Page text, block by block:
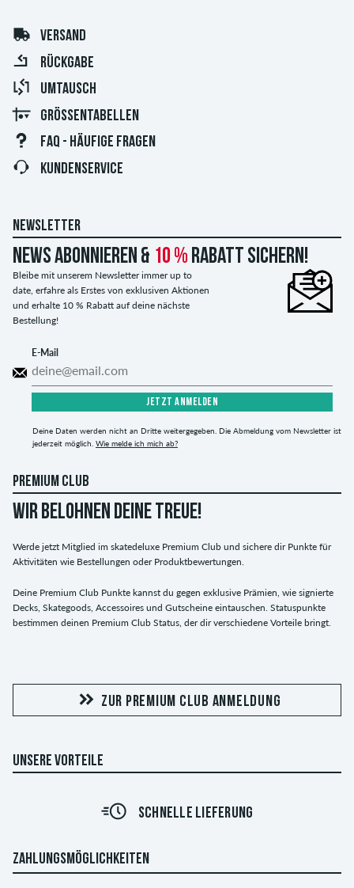
VERSAND
RÜCKGABE
UMTAUSCH
GRÖSSENTABELLEN
FAQ - HÄUFIGE FRAGEN
KUNDENSERVICE
NEWSLETTER
News abonnieren & 10 % Rabatt sichern!
Bleibe mit unserem Newsletter immer up to
date, erfahre als Erstes von exklusiven Aktionen
und erhalte 10 % Rabatt auf deine nächste
Bestellung!
E-Mail
JETZT ANMELDEN
Deine Daten werden nicht an Dritte weitergegeben. Die Abmeldung vom Newsletter ist
jederzeit möglich. Wie melde ich mich ab?
PREMIUM CLUB
WIR BELOHNEN DEINE TREUE!
Werde jetzt Mitglied im skatedeluxe Premium Club und sichere dir Punkte für
Aktivitäten wie Bestellungen oder Produktbewertungen.
Deine Premium Club Punkte kannst du gegen exklusive Prämien, wie signierte
Decks, Skategoods, Accessoires und Gutscheine eintauschen. Statuspunkte
bestimmen deinen Premium Club Status, der dir verschiedene Vorteile bringt.
ZUR PREMIUM CLUB ANMELDUNG
UNSERE VORTEILE
SCHNELLE LIEFERUNG
ZAHLUNGSMÖGLICHKEITEN